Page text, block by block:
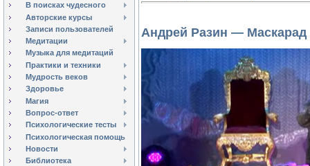
В поисках чудесного
Авторские курсы
Записи пользователей
Медитации
Музыка для медитаций
Практики и техники
Мудрость веков
Здоровье
Магия
Вопрос-ответ
Психологические тесты
Психологическая помощь
Новости
Библиотека
Андрей Разин — Маскарад